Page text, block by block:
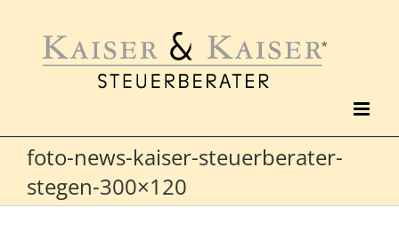
springen
foto-news-kaiser-steuerberater-
stegen-300×120